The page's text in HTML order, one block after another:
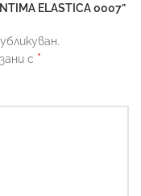
ELASTICA 0007”
с *